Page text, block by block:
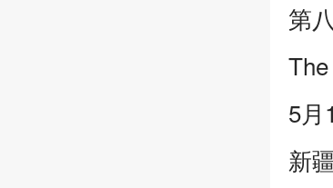
第
5
新